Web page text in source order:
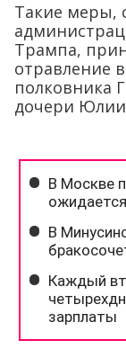
Такие меры,
Трампа,
отравление
полковника
дочери